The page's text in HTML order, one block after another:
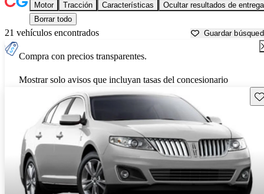
Motor Tracción Características
Ocultar resultados de entrega
Borrar todo
21 vehículos encontrados Guardar
Compra con precios transparentes.
Mostrar solo avisos que incluyan tasas del concesionario